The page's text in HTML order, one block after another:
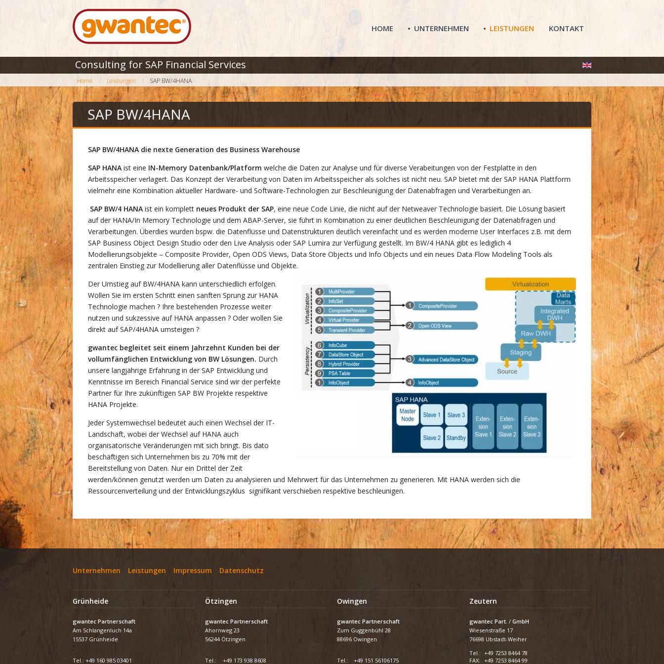
HOME UNTERNEHMEN LEISTUNGEN KONTAKT
Consulting for SAP Financial Services
Home Leistungen SAP BW/4HANA
SAP BW/4HANA
SAP BW/4HANA die nexte Generation des Business Warehouse
SAP HANA ist eine IN-Memory Datenbank/Platformwelche die Daten zur Analyse und für diverse Verabeitungen von der Festplatte in den
Arbeitsspeicher verlagert. Das Konzept der Verarbeitung von Daten im Arbeitsspeicher als solches ist nicht neu. SAP bietet mit der SAP HANA Plattform
vielmehr eine Kombination aktueller Hardware- und Software-Technologien zur Beschleunigung der Datenabfragen und Verarbeitungen an.
SAP BW/4 HANA ist ein komplett neues Produkt der SAP, eine neue Code Linie, die nicht auf der Netweaver Technologie basiert. Die Lösung basiert
auf der HANA/In Memory Technologie und dem ABAP-Server, sie führt in Kombination zu einer deutlichen Beschleunigung der Datenabfragen und
Verarbeitungen. Überdies wurden bspw. die Datenflüsse und Datenstrukturen deutlich vereinfacht und es werden moderne User Interfaces z.B. mit dem
SAP Business Object Design Studio oder den Live Analysis oder SAP Lumira zur Verfügung gestellt. Im BW/4 HANA gibt es lediglich 4
Modellierungsobjekte – Composite Provider, Open ODS Views, Data Store Objects und Info Objects und ein neues Data Flow Modeling Tools als
zentralen Einstieg zur Modellierung aller Datenflüsse und Objekte.
Der Umstieg auf BW/4HANA kann unterschiedlich erfolgen.
Wollen Sie im ersten Schritt einen sanften Sprung zur HANA
Technologie machen ? Ihre bestehenden Prozesse weiter
nutzen und sukzessive auf HANA anpassen ? Oder wollen Sie
direkt auf SAP/4HANA umsteigen ?
gwantec begleitet seit einem Jahrzehnt Kunden bei der
vollumfänglichen Entwicklung von BW Lösungen. Durch
unsere langjährige Erfahrung in der SAP Entwicklung und
Kenntnisse im Bereich Financial Service sind wir der perfekte
Partner für Ihre zukünftigen SAP BW Projekte respektive
HANA Projekte.
Jeder Systemwechsel bedeutet auch einen Wechsel der IT-
Landschaft, wobei der Wechsel auf HANA auch
organisatorische Veränderungen mit sich bringt. Bis dato
beschäftigen sich Unternehmen bis zu 70% mit der
Bereitstellung von Daten. Nur ein Drittel der Zeit
werden/können genutzt werden um Daten zu analysieren und Mehrwert für das Unternehmen zu generieren. Mit HANA werden sich die
Ressourcenverteilung und der Entwicklungszyklus signifikant verschieben respektive beschleunigen.
Unternehmen Leistungen Impressum Datenschutz
Grünheide
gwantec Partnerschaft
Am Schlangenluch 14a
15537 Grünheide
Tel.: +49 160 985 03401
Ötzingen
gwantec Partnerschaft
Ahornweg 23
56244 Ötzingen
Tel.: +49 173 938 8608
Owingen
gwantec Partnerschaft
Zum Guggenbühl 28
88696 Owingen
Tel.: +49 151 56106175
Zeutern
gwantec Part. /GmbH
Wiesenstraße 17
76698 Ubstadt-Weiher
Tel.: +49 7253 8464 78
FAX:
+49 7253 8464 99